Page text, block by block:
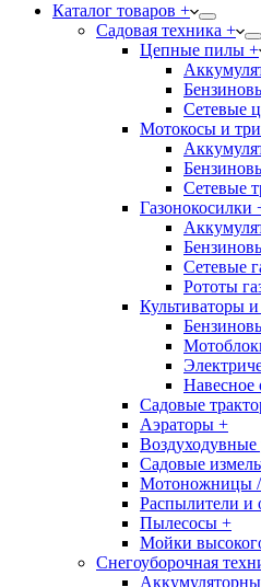
Каталог товаров +
Садовая техника +
Цепные пилы +
Сетевые
Мотокосы и
Сетевые
Газонокосилки
Сетевые
Рототы
Культиваторы
Навесное
Садовые
Аэраторы +
Воздуходувные
Садовые
Мотоножницы /
Распылители и
Пылесосы +
Мойки
Снегоуборочная